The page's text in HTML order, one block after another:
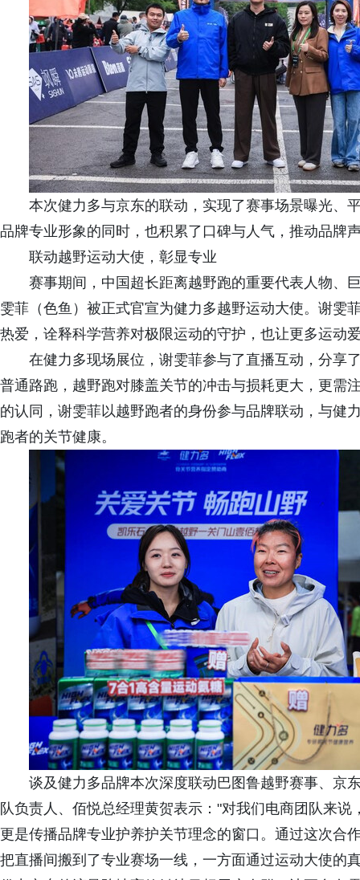
本次健力多与京东的联动，实现了赛事场景曝光、
品牌专业形象的同时，也积累了口碑与人气，推动品牌
联动越野运动大使，彰显专业
赛事期间，中国超长距离越野跑的重要代表人物、
雯菲（色鱼）被正式官宣为健力多越野运动大使。谢雯
热爱，诠释科学营养对极限运动的守护，也让更多运动
在健力多现场展位，谢雯菲参与了直播互动，分享
普通路跑，越野跑对膝盖关节的冲击与损耗更大，更需
的认同，谢雯菲以越野跑者的身份参与品牌联动，与健
跑者的关节健康。
谈及健力多品牌本次深度联动巴图鲁越野赛事、京
队负责人、佰悦总经理黄贺表示："对我们电商团队来
更是传播品牌专业护养护关节理念的窗口。通过这次合
把直播间搬到了专业赛场一线，一方面通过运动大使的